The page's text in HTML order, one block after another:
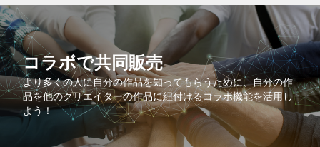
コラボで共同販売
より多くの人に自分の作品を知ってもらうために、自分の作
品を他のクリエイターの作品に紐付けるコラボ機能を活用し
よう！